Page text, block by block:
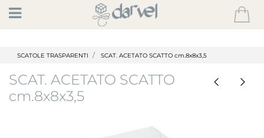
Open
SCATOLE TRASPARENTI SCAT. ACETATO SCATTO cm.8x8x3,5
SCAT. ACETATO SCATTO
cm.8x8x3,5